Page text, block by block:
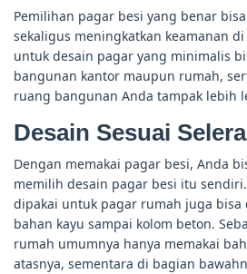
Pemilihan pagar besi yang benar
sekaligus meningkatkan keamanan
untuk desain pagar yang minimalis
bangunan kantor maupun rumah,
ruang bangunan Anda tampak lebih
Desain Sesuai Selera
Dengan memakai pagar besi, Anda
memilih desain pagar besi itu
dipakai untuk pagar rumah juga bisa
bahan kayu sampai kolom beton.
rumah umumnya hanya memakai
atasnya, sementara di bagian